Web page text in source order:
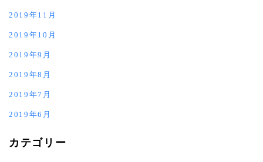
2019年11月
2019年10月
2019年9月
2019年8月
2019年7月
2019年6月
カテゴリー